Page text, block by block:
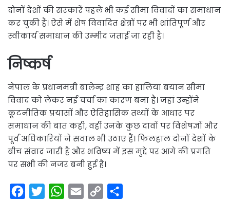
दोनों देशों की सरकारें पहले भी कई सीमा विवादों का समाधान
कर चुकी हैं। ऐसे में शेष विवादित क्षेत्रों पर भी शांतिपूर्ण और
स्वीकार्य समाधान की उम्मीद जताई जा रही है।
निष्कर्ष
नेपाल के प्रधानमंत्री बालेन्द्र शाह का हालिया बयान सीमा
विवाद को लेकर नई चर्चा का कारण बना है। जहां उन्होंने
कूटनीतिक प्रयासों और ऐतिहासिक तथ्यों के आधार पर
समाधान की बात कही, वहीं उनके कुछ दावों पर विशेषज्ञों और
पूर्व अधिकारियों ने सवाल भी उठाए हैं। फिलहाल दोनों देशों के
बीच संवाद जारी है और भविष्य में इस मुद्दे पर आगे की प्रगति
पर सभी की नजर बनी हुई है।
W